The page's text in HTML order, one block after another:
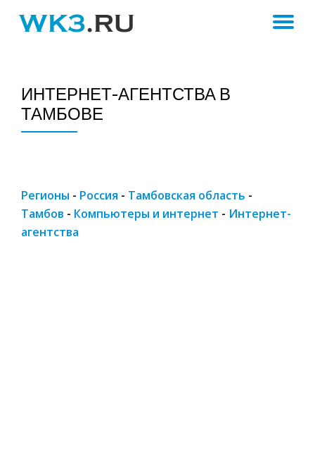
ИНТЕРНЕТ-АГЕНТСТВА В
ТАМБОВЕ
Регионы - Россия - Тамбовская область -
Тамбов - Компьютеры и интернет - Интернет-
агентства